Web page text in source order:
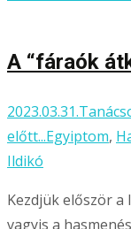
A “fáraók
2023.03.31.
előtt...Egyiptom,
Ildikó
Kezdjük először a
vagyis a